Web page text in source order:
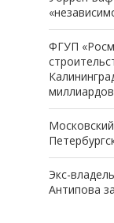
ФГУП
Экс-
Антипова